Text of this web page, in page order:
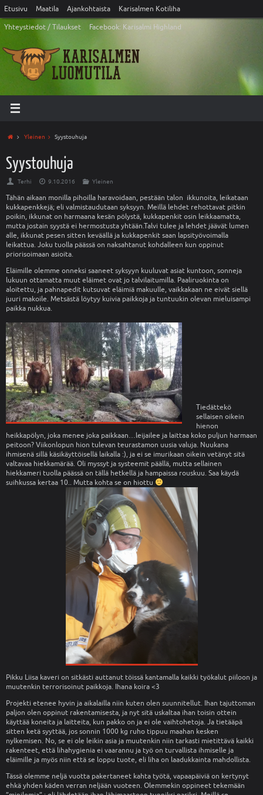
Etusivu Maatila Ajankohtaista
Karisalmen Kotiliha
Yhteystiedot / Tilaukset
Facebook: Karisalmi Highland
Yleinen Syystouhuja
Syystouhuja
Terhi 9.10.2016 Yleinen
Tähän aikaan monilla pihoilla haravoidaan, pestään talon ikkunoita, leikataan
kukkapenkkejä; eli valmistaudutaan syksyyn. Meillä lehdet rehottavat pitkin
poikin, ikkunat on harmaana kesän pölystä, kukkapenkit osin leikkaamatta,
mutta jostain syystä ei hermostusta yhtään.Talvi tulee ja lehdet jäävät lumen
alle, ikkunat pesen sitten keväällä ja kukkapenkit saan lapsityövoimalla
leikattua. Joku tuolla päässä on naksahtanut kohdalleen kun oppinut
priorisoimaan asioita.
Eläimille olemme onneksi saaneet syksyyn kuuluvat asiat kuntoon, sonneja
lukuun ottamatta muut eläimet ovat jo talvilaitumilla. Paaliruokinta on
aloitettu, ja pahnapedit kutsuvat eläimiä makuulle, vaikkakaan ne eivät siellä
juuri makoile. Metsästä löytyy kuivia paikkoja ja tuntuukin olevan mieluisampi
paikka nukkua.
Tiedättekö
sellaisen oikein
hienon
heikkapölyn, joka menee joka paikkaan…leijailee ja laittaa koko puljun harmaan
peitoon? Viikonlopun hion tulevan teurastamon uusia valuja. Nuukana
ihmisenä sillä käsikäyttöisellä laikalla :), ja ei se imurikaan oikein vetänyt sitä
valtavaa hiekkamärää. Oli myssyt ja systeemit päällä, mutta sellainen
hiekkameri tuolla päässä on tällä hetkellä ja hampaissa rouskuu. Saa käydä
suihkussa kertaa 10.. Mutta kohta se on hiottu
Pikku Liisa kaveri on sitkästi auttanut töissä kantamalla kaikki työkalut piiloon ja
muutenkin terrorisoinut paikkoja. Ihana koira <3
Projekti etenee hyvin ja aikalailla niin kuten olen suunnitellut. Ihan tajuttoman
paljon olen oppinut rakentamisesta, ja nyt sitä uskaltaa ihan toisin ottein
käyttää koneita ja laitteita, kun pakko on ja ei ole vaihtohetoja. Ja tietääpä
sitten ketä syyttää, jos sonnin 1000 kg ruho tippuu maahan kesken
nylkemisen. No, se ei ole leikin asia ja muutenkin niin tarkasti mietittävä kaikki
rakenteet, että lihahygienia ei vaarannu ja työ on turvallista ihmiselle ja
eläimille ja myös niin että se loppu tuote, eli liha on laadukkainta mahdollista.
Tässä olemme neljä vuotta pakertaneet kahta työtä, vapaapäiviä on kertynyt
ehkä yhden käden verran neljään vuoteen. Olemmekin oppineet tekemään